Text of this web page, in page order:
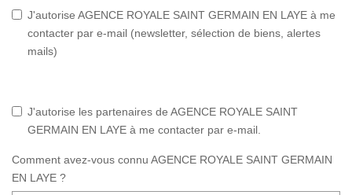
J'autorise AGENCE ROYALE SAINT GERMAIN EN LAYE à me
contacter par e-mail (newsletter, sélection de biens, alertes
mails)
J'autorise les partenaires de AGENCE ROYALE SAINT
GERMAIN EN LAYE à me contacter par e-mail.
Comment avez-vous connu AGENCE ROYALE SAINT GERMAIN
EN LAYE ?